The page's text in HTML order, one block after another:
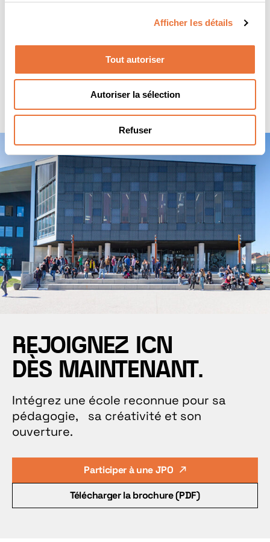
Afficher les détails
Tout autoriser
Autoriser la sélection
Refuser
1 … 10 11
REJOIGNEZ ICN
DÈS MAINTENANT.
Intégrez une école reconnue pour sa
pédagogie, sa créativité et son
ouverture.
Participer à une JPO
Télécharger la brochure (PDF)